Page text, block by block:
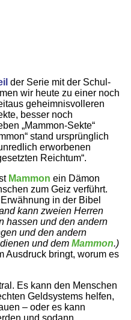
der Serie mit der Schul-
wir heute zu einer noch
geheimnisvolleren
besser noch
„Mammon-Sekte“
stand ursprünglich
erworbenen
Reichtum“.
Mammon ein Dämon
zum Geiz verführt.
in der Bibel
kann zweien Herren
hassen und den andern
und den andern
und dem Mammon.)
Ausdruck bringt, worum es
Es kann den Menschen
Geldsystems helfen,
– oder es kann
und sodann